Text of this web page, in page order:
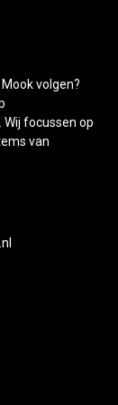
volgen?
Wij focussen op
van